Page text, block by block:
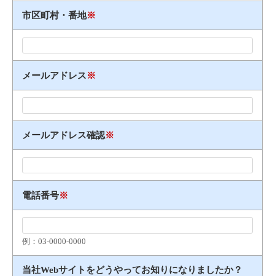
市区町村・番地※
メールアドレス※
メールアドレス確認※
電話番号※
例：03​-​0000​-​0000
当社Webサイトをどうやってお知りになりましたか？